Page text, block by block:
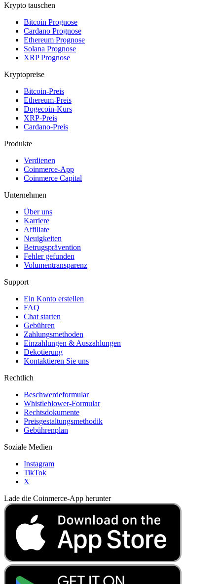
Krypto tauschen
Bitcoin Prognose
Cardano Prognose
Ethereum Prognose
Solana Prognose
XRP Prognose
Kryptopreise
Bitcoin-Preis
Ethereum-Preis
Dogecoin-Kurs
XRP-Preis
Cardano-Preis
Produkte
Verdienen
Coinmerce-App
Coinmerce Capital
Unternehmen
Über uns
Karriere
Affiliate
Neuigkeiten
Betrugsprävention
Fehler gefunden
Volumentransparenz
Support
Ein Konto erstellen
FAQ
Chat starten
Gebühren
Zahlungsmethoden
Einzahlungen & Auszahlungen
Dekotierung
Kontaktieren Sie uns
Rechtlich
Beschwerdeformular
Whistleblower-Formular
Rechtsdokumente
Preisgestaltungsmethodik
Gebührenplan
Soziale Medien
Instagram
TikTok
X
Lade die Coinmerce-App herunter